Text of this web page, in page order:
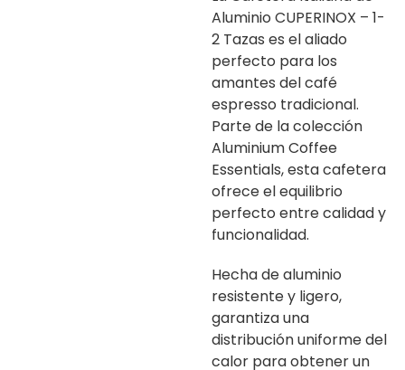
Aluminio CUPERINOX – 1-
2 Tazas es el aliado
perfecto para los
amantes del café
espresso tradicional.
Parte de la colección
Aluminium Coffee
Essentials, esta cafetera
ofrece el equilibrio
perfecto entre calidad y
funcionalidad.
Hecha de aluminio
resistente y ligero,
garantiza una
distribución uniforme del
calor para obtener un